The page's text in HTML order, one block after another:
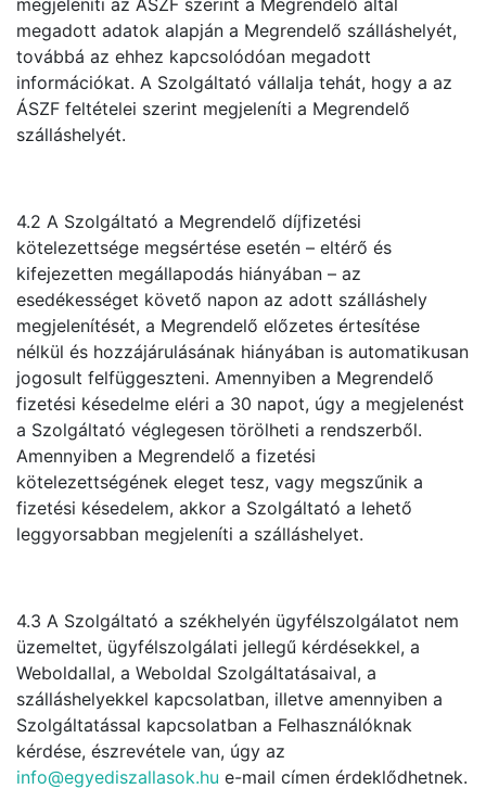
megadott adatok alapján a Megrendelő szálláshelyét,
továbbá az ehhez kapcsolódóan megadott
információkat. A Szolgáltató vállalja tehát, hogy a az
ÁSZF feltételei szerint megjeleníti a Megrendelő
szálláshelyét.
4.2 A Szolgáltató a Megrendelő díjfizetési
kötelezettsége megsértése esetén – eltérő és
kifejezetten megállapodás hiányában – az
esedékességet követő napon az adott szálláshely
megjelenítését, a Megrendelő előzetes értesítése
nélkül és hozzájárulásának hiányában is automatikusan
jogosult felfüggeszteni. Amennyiben a Megrendelő
fizetési késedelme eléri a 30 napot, úgy a megjelenést
a Szolgáltató véglegesen törölheti a rendszerből.
Amennyiben a Megrendelő a fizetési
kötelezettségének eleget tesz, vagy megszűnik a
fizetési késedelem, akkor a Szolgáltató a lehető
leggyorsabban megjeleníti a szálláshelyet.
4.3 A Szolgáltató a székhelyén ügyfélszolgálatot nem
üzemeltet, ügyfélszolgálati jellegű kérdésekkel, a
Weboldallal, a Weboldal Szolgáltatásaival, a
szálláshelyekkel kapcsolatban, illetve amennyiben a
Szolgáltatással kapcsolatban a Felhasználóknak
kérdése, észrevétele van, úgy az
info@egyediszallasok.hu e-mail címen érdeklődhetnek.